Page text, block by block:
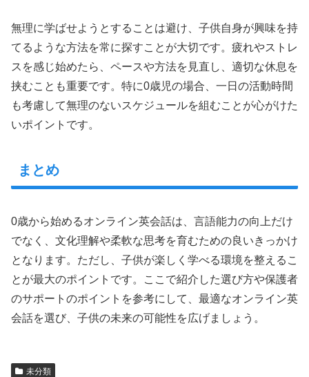
無理に学ばせようとすることは避け、子供自身が興味を持
てるような方法を常に探すことが大切です。疲れやストレ
スを感じ始めたら、ペースや方法を見直し、適切な休息を
挟むことも重要です。特に0歳児の場合、一日の活動時間
も考慮して無理のないスケジュールを組むことが心がけた
いポイントです。
まとめ
0歳から始めるオンライン英会話は、言語能力の向上だけ
でなく、文化理解や柔軟な思考を育むための良いきっかけ
となります。ただし、子供が楽しく学べる環境を整えるこ
とが最大のポイントです。ここで紹介した選び方や保護者
のサポートのポイントを参考にして、最適なオンライン英
会話を選び、子供の未来の可能性を広げましょう。
未分類